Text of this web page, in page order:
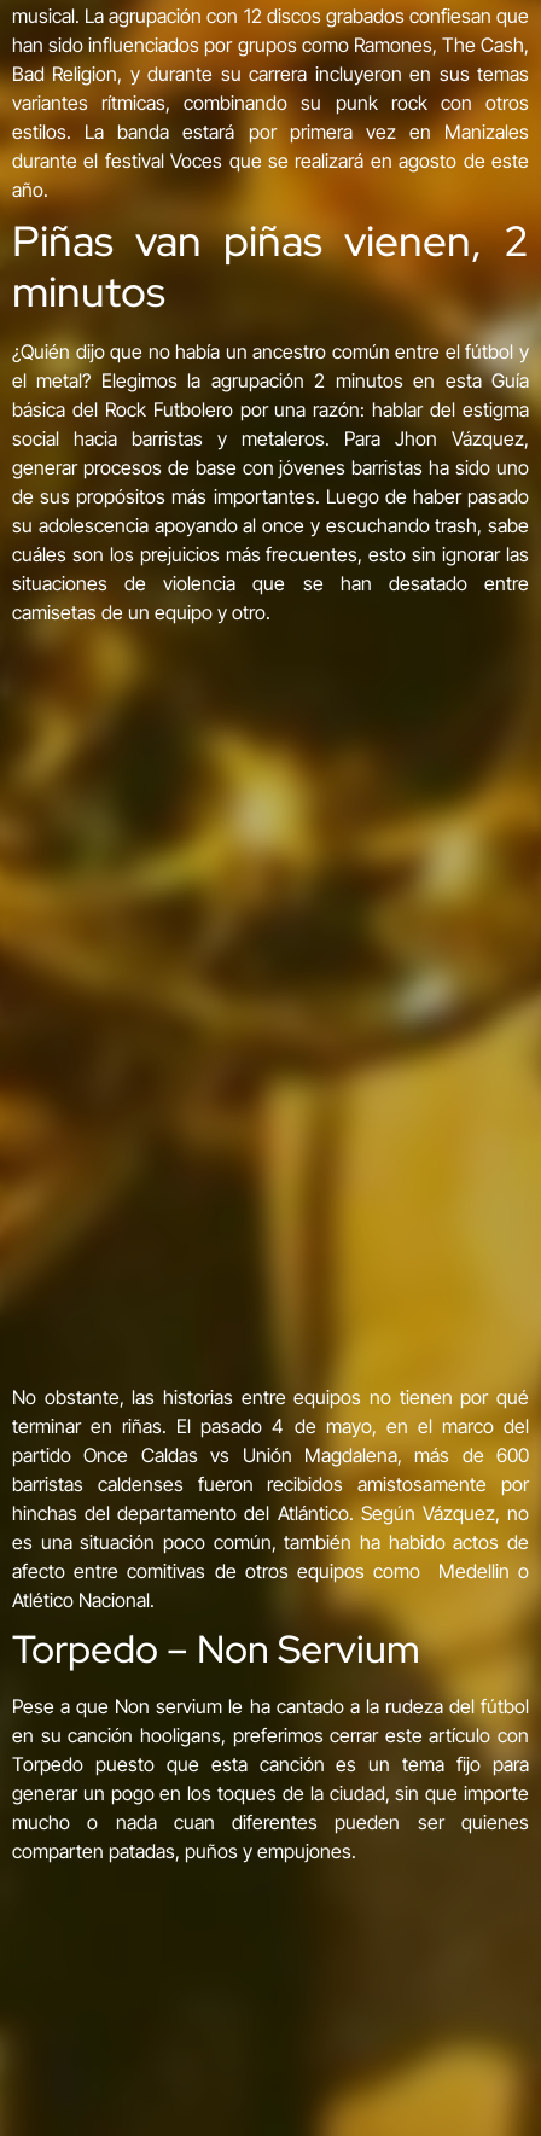
musical. La agrupación con 12 discos grabados confiesan que
han sido influenciados por grupos como Ramones, The Cash,
Bad Religion, y durante su carrera incluyeron en sus temas
variantes rítmicas, combinando su punk rock con otros
estilos. La banda estará por primera vez en Manizales
durante el festival Voces que se realizará en agosto de este
año.
Piñas van piñas vienen, 2
minutos
¿Quién dijo que no había un ancestro común entre el fútbol y
el metal? Elegimos la agrupación 2 minutos en esta Guía
básica del Rock Futbolero por una razón: hablar del estigma
social hacia barristas y metaleros. Para Jhon Vázquez,
generar procesos de base con jóvenes barristas ha sido uno
de sus propósitos más importantes. Luego de haber pasado
su adolescencia apoyando al once y escuchando trash, sabe
cuáles son los prejuicios más frecuentes, esto sin ignorar las
situaciones de violencia que se han desatado entre
camisetas de un equipo y otro.
No obstante, las historias entre equipos no tienen por qué
terminar en riñas. El pasado 4 de mayo, en el marco del
partido Once Caldas vs Unión Magdalena, más de 600
barristas caldenses fueron recibidos amistosamente por
hinchas del departamento del Atlántico. Según Vázquez, no
es una situación poco común, también ha habido actos de
afecto entre comitivas de otros equipos como Medellin o
Atlético Nacional.
Torpedo – Non Servium
Pese a que Non servium le ha cantado a la rudeza del fútbol
en su canción hooligans, preferimos cerrar este artículo con
Torpedo puesto que esta canción es un tema fijo para
generar un pogo en los toques de la ciudad, sin que importe
mucho o nada cuan diferentes pueden ser quienes
comparten patadas, puños y empujones.